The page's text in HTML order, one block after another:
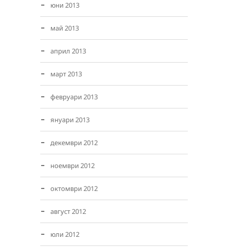
юни 2013
май 2013
април 2013
март 2013
февруари 2013
януари 2013
декември 2012
ноември 2012
октомври 2012
август 2012
юли 2012